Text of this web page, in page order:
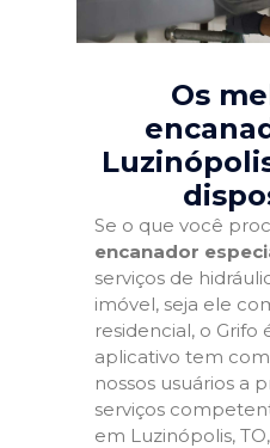
Os
Se o que você
encanador
serviços de
imóvel, seja ele
residencial, o Grifo
aplicativo tem
nossos usuários a
serviços
em Luzinópolis,